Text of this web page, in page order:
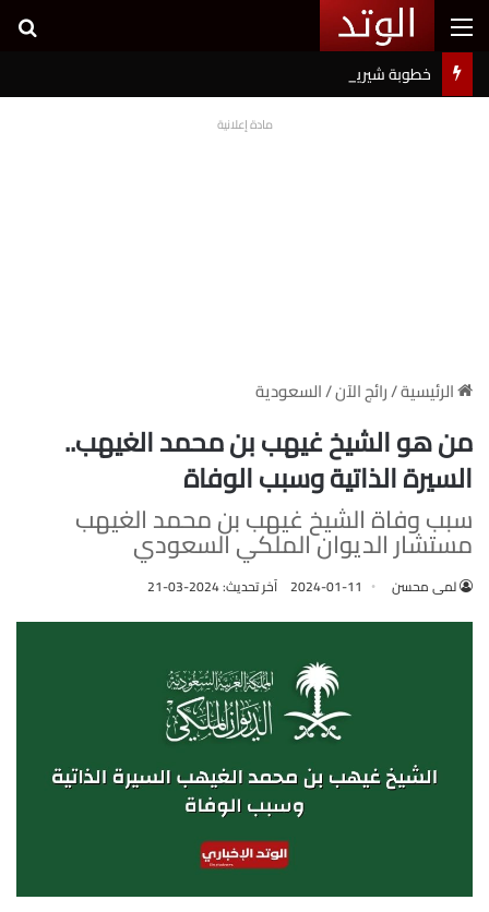
القائمة
مادة إعلانية
الرئيسية/رائج الآن/السعودية
من هو الشيخ غيهب بن محمد الغيهب..
السيرة الذاتية وسبب الوفاة
سبب وفاة الشيخ غيهب بن محمد الغيهب
مستشار الديوان الملكي السعودي
لمى محسن 2024-01-11 آخر تحديث: 2024-03-21